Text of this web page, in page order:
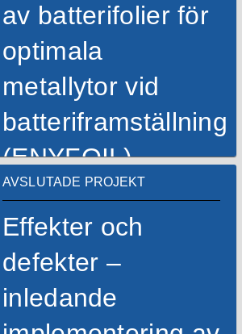
av batterifolier för
optimala
metallytor vid
batteriframställning
(ENYFOIL)
AVSLUTADE PROJEKT
Effekter och
defekter –
inledande